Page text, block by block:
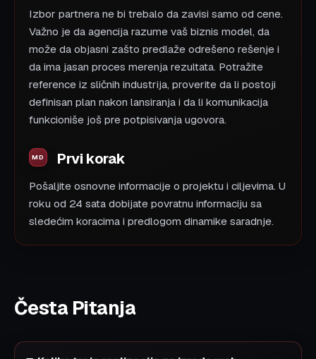
Izbor partnera ne bi trebalo da zavisi samo od cene.
Važno je da agencija razume vaš biznis model, da
može da objasni zašto predlaže odrešeno rešenje i
da ima jasan proces merenja rezultata. Potražite
reference iz sličnih industrija, proverite da li postoji
definisan plan nakon lansiranja i da li komunikacija
funkcioniše još pre potpisivanja ugovora.
Prvi korak
Pošaljite osnovne informacije o projektu i ciljevima. U
roku od 24 sata dobijate povratnu informaciju sa
sledećim koracima i predlogom dinamike saradnje.
Česta Pitanja